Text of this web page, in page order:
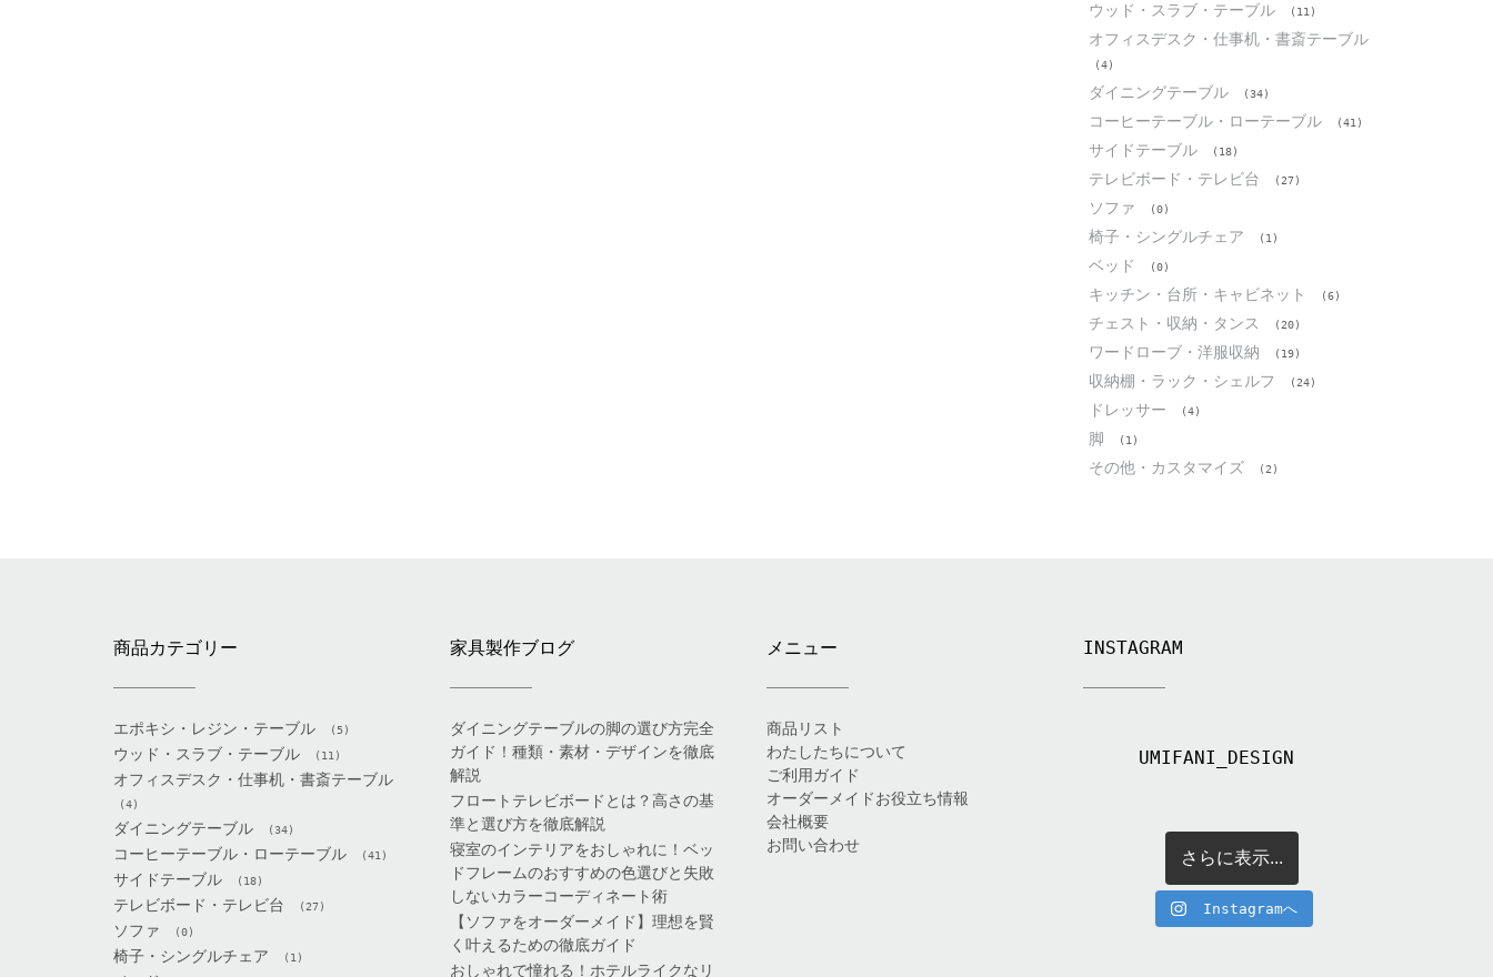
ウッド・スラブ・テーブル (11)
オフィスデスク・仕事机・書斎テーブル
(4)
ダイニングテーブル (34)
コーヒーテーブル・ローテーブル (41)
サイドテーブル (18)
テレビボード・テレビ台 (27)
ソファ (0)
椅子・シングルチェア (1)
ベッド (0)
キッチン・台所・キャビネット (6)
チェスト・収納・タンス (20)
ワードローブ・洋服収納 (19)
収納棚・ラック・シェルフ (24)
ドレッサー (4)
脚 (1)
その他・カスタマイズ (2)
商品カテゴリー
エポキシ・レジン・テーブル (5)
ウッド・スラブ・テーブル (11)
オフィスデスク・仕事机・書斎テーブル
(4)
ダイニングテーブル (34)
コーヒーテーブル・ローテーブル (41)
サイドテーブル (18)
テレビボード・テレビ台 (27)
ソファ (0)
椅子・シングルチェア (1)
家具製作ブログ
ダイニングテーブルの脚の選び方完全
ガイド！種類・素材・デザインを徹底
解説
フロートテレビボードとは？高さの基
準と選び方を徹底解説
寝室のインテリアをおしゃれに！ベッ
ドフレームのおすすめの色選びと失敗
しないカラーコーディネート術
【ソファをオーダーメイド】理想を賢
く叶えるための徹底ガイド
おしゃれで憧れる！ホテルライクなリ
メニュー
商品リスト
わたしたちについて
ご利用ガイド
オーダーメイドお役立ち情報
会社概要
お問い合わせ
INSTAGRAM
UMIFANI_DESIGN
さらに表示...
Instagramへ